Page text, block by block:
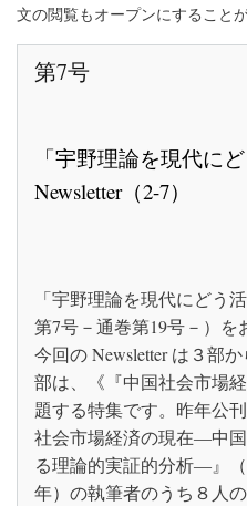
文の閲覧もオープンにすること
第7号
「宇野理論を現代に
Newsletter（2-7）
「宇野理論を現代にどう
第7号－通巻第19号－）を
今回の Newsletter は３部
部は、《『中国社会市場
題する特集です。昨年公
社会市場経済の現在―中
る理論的実証的分析―』
年）の執筆者のうち８人